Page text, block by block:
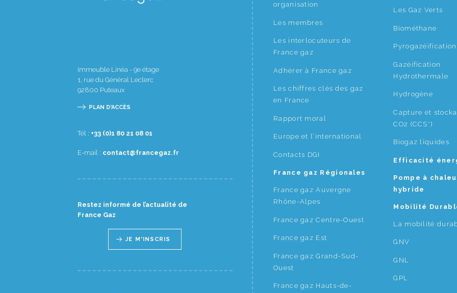
Immeuble Linéa - 9e étage
1, rue du Général Leclerc
92800 Puteaux
PLAN D'ACCÈS
Tél : 10 80 12 08 1(0) 33+
E-mail : rf.zagecnarf@tcatnoc
Restez informé de l’actualité de
France Gaz
JE M'INSCRIS
organisation
Les membres
Les interlocuteurs de
France gaz
Adhérer à France gaz
Les chiffres clés des gaz
en France
Rapport moral
Europe et l’international
Contacts DGI
France gaz Régionales
France gaz Auvergne
Rhône-Alpes
France gaz Centre-Ouest
France gaz Est
France gaz Grand-Sud-
Ouest
France gaz Hauts-de-
Les Gaz Verts
Biométhane
Pyrogazéification
Gazéification
Hydrothermale
Hydrogène
Capture et
CO2 (CCS*)
Biogaz liquides
Efficacité
Pompe à
hybride
Mobilité
La mobilité
GNV
GNL
GPL